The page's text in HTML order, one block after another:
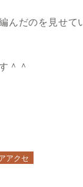
んだのを見せ
＾＾
アクセ